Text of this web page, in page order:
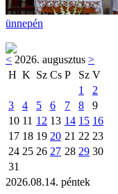
ünnepén
< 2026. augusztus >
H K Sz Cs P Sz V
1
2
3
4 5 6 7 8
9
10 11 12 13 14 15 16
17 18 19 20 21 22 23
24 25 26 27 28 29 30
31
2026.08.14. péntek